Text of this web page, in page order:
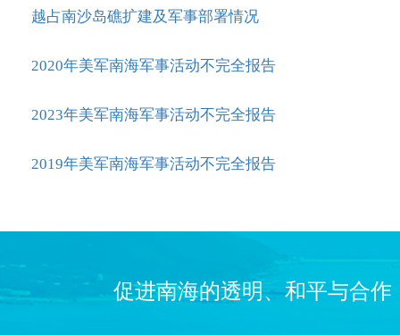
越占南沙岛礁扩建及军事部署情况
2020年美军南海军事活动不完全报告
2023年美军南海军事活动不完全报告
2019年美军南海军事活动不完全报告
促进南海的透明、和平与合作